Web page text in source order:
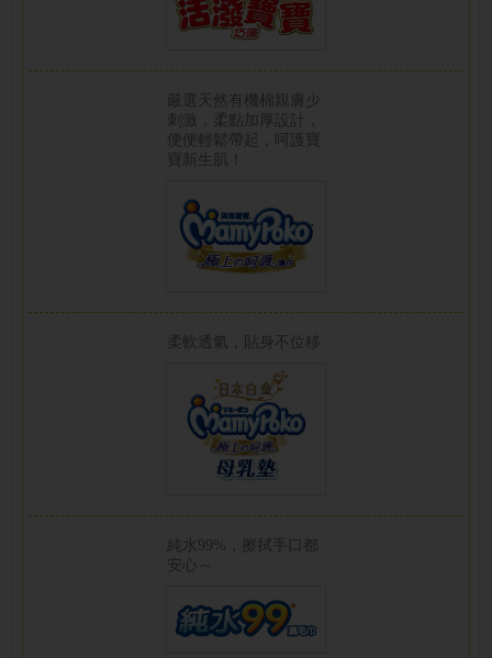
嚴選天然有機棉親膚少
刺激，柔點加厚設計，
便便輕鬆帶起，呵護寶
寶新生肌！
柔軟透氣，貼身不位移
純水99%，擦拭手口都
安心～